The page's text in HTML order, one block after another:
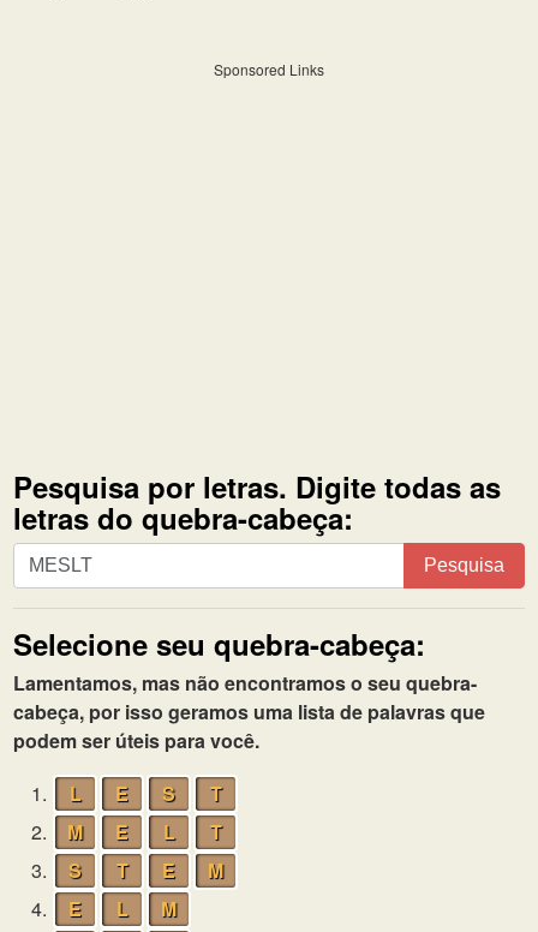
Sponsored Links
Pesquisa por letras. Digite todas as
letras do quebra-cabeça:
Pesquisa
por
letras.
Digite
todas
as
letras
do
quebra-
cabeça:
Pesquisa
Selecione seu quebra-cabeça:
Lamentamos, mas não encontramos o seu quebra-
cabeça, por isso geramos uma lista de palavras que
podem ser úteis para você.
1.
L E S
T
2.
M E L
T
3.
S T E
M
4.
E L
M